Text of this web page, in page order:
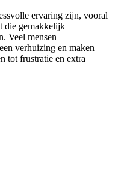
ervaring zijn, vooral
die gemakkelijk
Veel mensen
verhuizing en maken
tot frustratie en extra